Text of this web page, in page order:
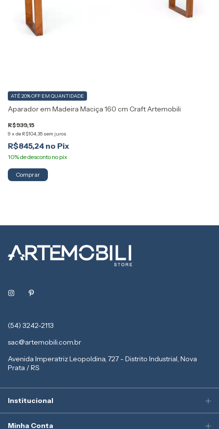
Aparador em Madeira Maciça 160 cm Craft Artemobili
R$939,15
9 x de R$104,35 sem juros
ATÉ 20% OFF EM QUANTIDADE
R$845,24
(54) 3242-2113
sac@artemobili.com.br
Avenida Imperatriz Leopoldina, 727 - Distrito Industrial, Nova
Prata / RS
Institucional
Minha Conta